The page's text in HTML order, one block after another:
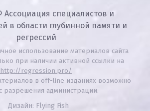
Ассоциация специалистов и
в области глубинной памяти и
регрессий
использование материалов сайта
при наличии активной ссылки на
http://regression.pro/
в off-line изданиях возможно
разрешения администрации.
Дизайн: Flying Fish